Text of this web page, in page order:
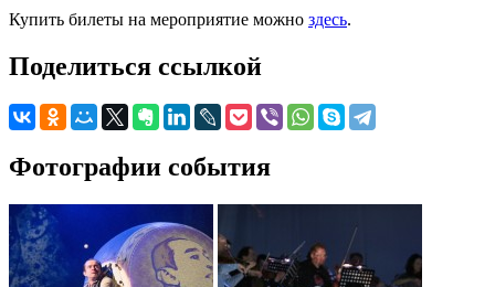
Купить билеты на мероприятие можно здесь.
Поделиться ссылкой
Фотографии события